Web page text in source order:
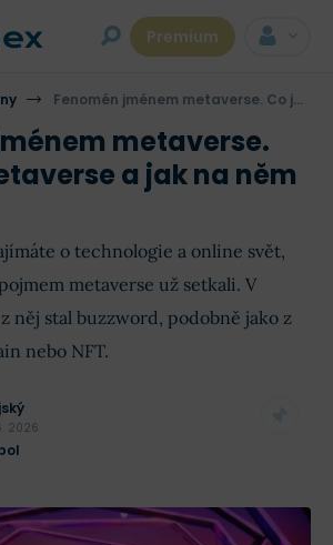
Premium
Fenomén jménem metaverse. Co je to metaverse a jak na něm vydělat?
metaverse.
a jak na něm
o technologie a online svět,
metaverse už setkali. V
něj stal buzzword, podobně jako z
nebo NFT.
2026